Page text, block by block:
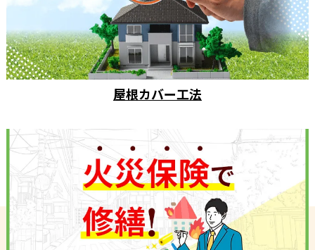
屋根カバー工法